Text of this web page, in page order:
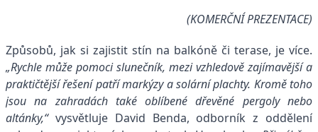
(KOMERČNÍ PREZENTACE)
Způsobů, jak si zajistit stín na balkóně či terase, je více.
„Rychle může pomoci slunečník, mezi vzhledově zajímavější a
praktičtější řešení patří markýzy a solární plachty. Kromě toho
jsou na zahradách také oblíbené dřevěné pergoly nebo
altánky,“vysvětluje David Benda, odborník z oddělení